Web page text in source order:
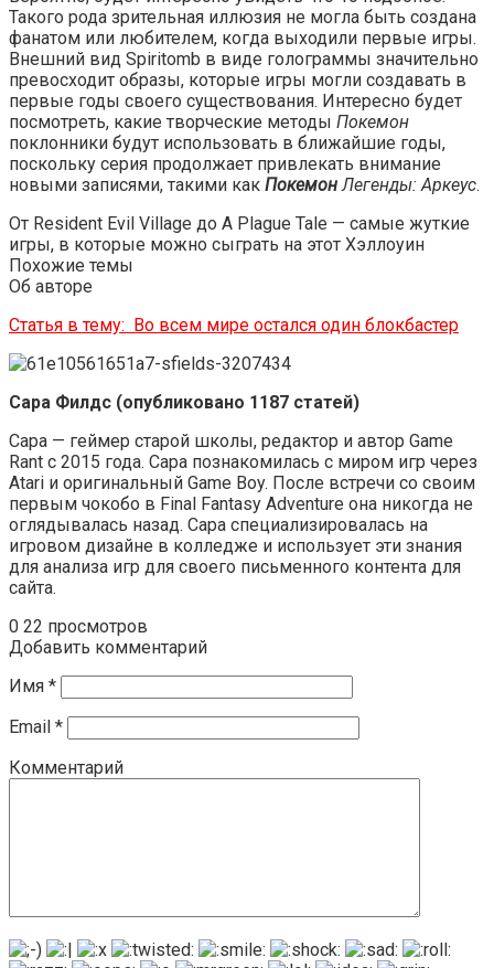
Такого рода зрительная иллюзия не могла быть создана
фанатом или любителем, когда выходили первые игры.
Внешний вид Spiritomb в виде голограммы значительно
превосходит образы, которые игры могли создавать в
первые годы своего существования. Интересно будет
посмотреть, какие творческие методы Покемон
поклонники будут использовать в ближайшие годы,
поскольку серия продолжает привлекать внимание
новыми записями, такими как ПокемонЛегенды: Аркеус.
От Resident Evil Village до A Plague Tale — самые жуткие
игры, в которые можно сыграть на этот Хэллоуин
Похожие темы
Об авторе
Статья в тему: Во всем мире остался один блокбастер
Сара Филдс (опубликовано 1187 статей)
Сара — геймер старой школы, редактор и автор Game
Rant с 2015 года. Сара познакомилась с миром игр через
Atari и оригинальный Game Boy. После встречи со своим
первым чокобо в Final Fantasy Adventure она никогда не
оглядывалась назад. Сара специализировалась на
игровом дизайне в колледже и использует эти знания
для анализа игр для своего письменного контента для
сайта.
0 22 просмотров
Добавить комментарий
Имя *
Email *
Комментарий